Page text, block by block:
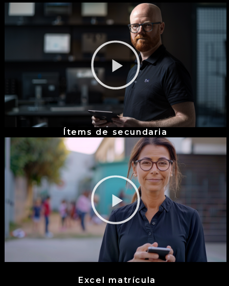
Reproducir vídeo
Ítems de secundaria
Reproducir vídeo
Excel matrícula